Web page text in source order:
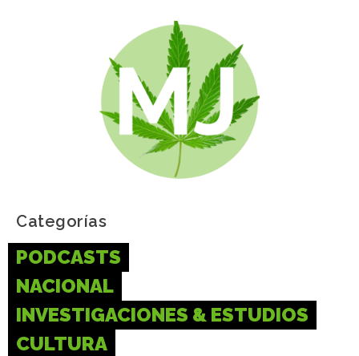
Categorías
PODCASTS
NACIONAL
INVESTIGACIONES & ESTUDIOS
CULTURA